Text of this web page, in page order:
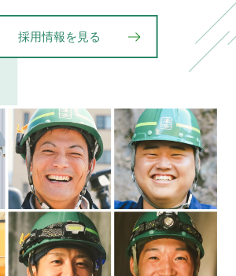
採用情報を見る